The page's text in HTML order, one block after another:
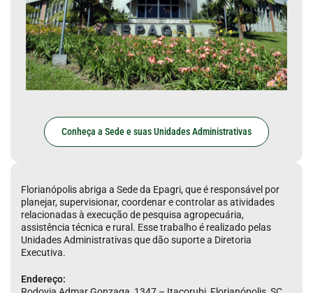
Conheça a Sede e suas Unidades Administrativas
Florianópolis abriga a Sede da Epagri, que é responsável por
planejar, supervisionar, coordenar e controlar as atividades
relacionadas à execução de pesquisa agropecuária,
assistência técnica e rural. Esse trabalho é realizado pelas
Unidades Administrativas que dão suporte a Diretoria
Executiva.
Endereço: